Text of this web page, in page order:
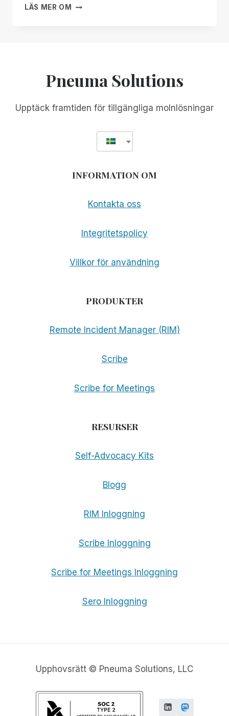
LÄS MER OM
KANADENSISKA
FÖR
TILLGÄNGLIGHETEN
INKLUDERINGEN
Pneuma Solutions
Upptäck framtiden för tillgängliga molnlösningar
INFORMATION OM
Kontakta oss
Integritetspolicy
Villkor för användning
PRODUKTER
Remote Incident Manager (RIM)
Scribe
Scribe for Meetings
RESURSER
Self-Advocacy Kits
Blogg
RIM Inloggning
Scribe Inloggning
Scribe for Meetings Inloggning
Sero Inloggning
Upphovsrätt © Pneuma Solutions, LLC